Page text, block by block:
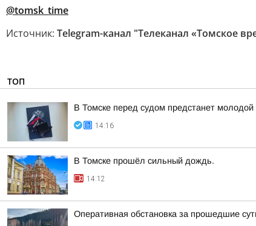
@tomsk_time
Источник: Telegram-канал "Телеканал «Томское
ТОП
В Томске перед судом предстанет
14:16
В Томске прошёл сильный дождь.
14:12
Оперативная обстановка за прошедшие